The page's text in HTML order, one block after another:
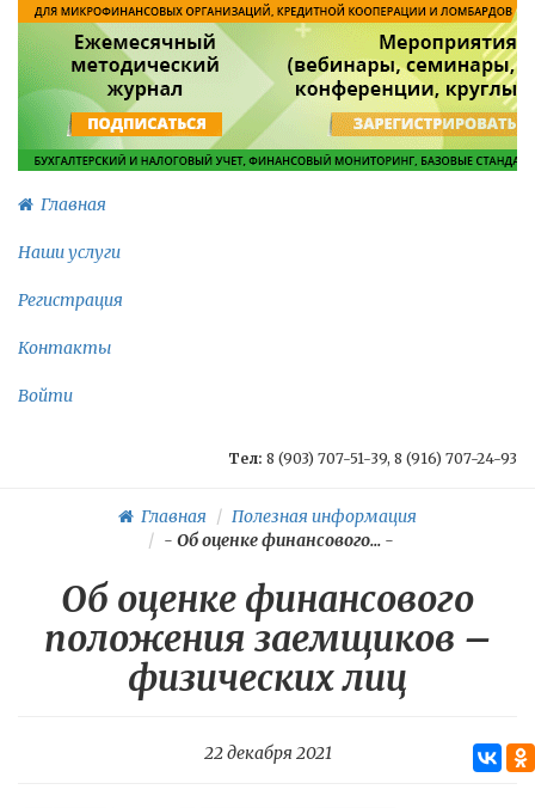
Главная
Наши услуги
Регистрация
Контакты
Войти
Тел: 8 (903) 707-51-39, 8 (916) 707-24-93
Главная
Полезная информация
- Об оценке финансового...-
Об оценке финансового
положения заемщиков –
физических лиц
22 декабря 2021